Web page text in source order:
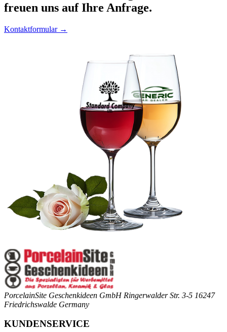
freuen uns auf Ihre Anfrage.
Kontaktformular →
PorcelainSite Geschenkideen GmbH Ringerwalder Str. 3-5 16247
Friedrichswalde Germany
KUNDENSERVICE